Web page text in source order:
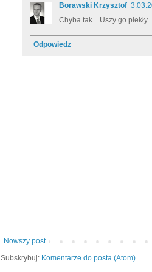
Borawski Krzysztof
Chyba tak... Uszy go
Odpowiedz
Nowszy post
Subskrybuj: Komentarze do posta (Atom)